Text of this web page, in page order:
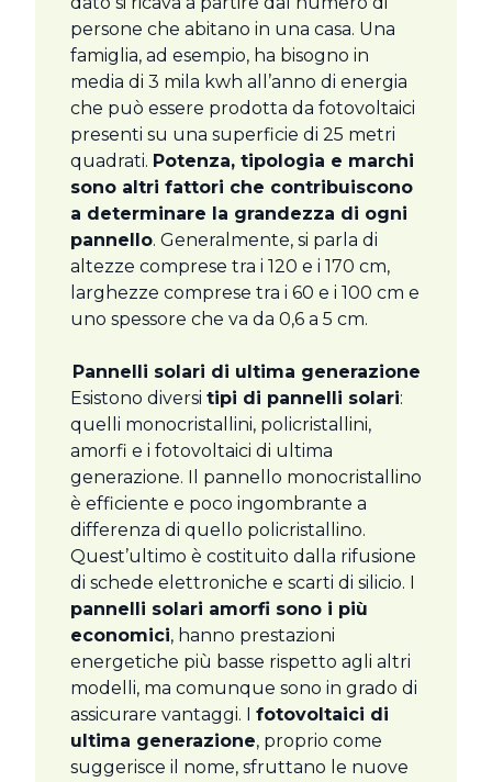
persone che abitano in una casa. Una
famiglia, ad esempio, ha bisogno in
media di 3 mila kwh all’anno di energia
che può essere prodotta da fotovoltaici
presenti su una superficie di 25 metri
quadrati. Potenza, tipologia e marchi
sono altri fattori che contribuiscono
a determinare la grandezza di ogni
pannello. Generalmente, si parla di
altezze comprese tra i 120 e i 170 cm,
larghezze comprese tra i 60 e i 100 cm e
uno spessore che va da 0,6 a 5 cm.
Pannelli solari di ultima generazione
Esistono diversi tipi di pannelli solari:
quelli monocristallini, policristallini,
amorfi e i fotovoltaici di ultima
generazione. Il pannello monocristallino
è efficiente e poco ingombrante a
differenza di quello policristallino.
Quest’ultimo è costituito dalla rifusione
di schede elettroniche e scarti di silicio. I
pannelli solari amorfi sono i più
economici, hanno prestazioni
energetiche più basse rispetto agli altri
modelli, ma comunque sono in grado di
assicurare vantaggi. I fotovoltaici di
ultima generazione, proprio come
suggerisce il nome, sfruttano le nuove